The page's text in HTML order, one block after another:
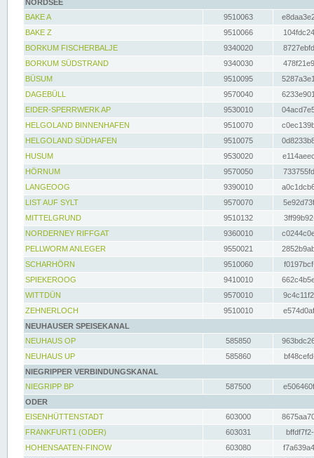
NORDSEE
BAKE A
9510063
BAKE Z
9510066
BORKUM FISCHERBALJE
9340020
BORKUM SÜDSTRAND
9340030
BÜSUM
9510095
DAGEBÜLL
9570040
EIDER-SPERRWERK AP
9530010
HELGOLAND BINNENHAFEN
9510070
HELGOLAND SÜDHAFEN
9510075
HUSUM
9530020
HÖRNUM
9570050
LANGEOOG
9390010
LIST AUF SYLT
9570070
MITTELGRUND
9510132
NORDERNEY RIFFGAT
9360010
PELLWORM ANLEGER
9550021
SCHARHÖRN
9510060
SPIEKEROOG
9410010
WITTDÜN
9570010
ZEHNERLOCH
9510010
NEUHAUSER SPEISEKANAL
NEUHAUS OP
585850
NEUHAUS UP
585860
NIEGRIPPER VERBINDUNGSKANAL
NIEGRIPP BP
587500
ODER
EISENHÜTTENSTADT
603000
FRANKFURT1 (ODER)
603031
HOHENSAATEN-FINOW
603080